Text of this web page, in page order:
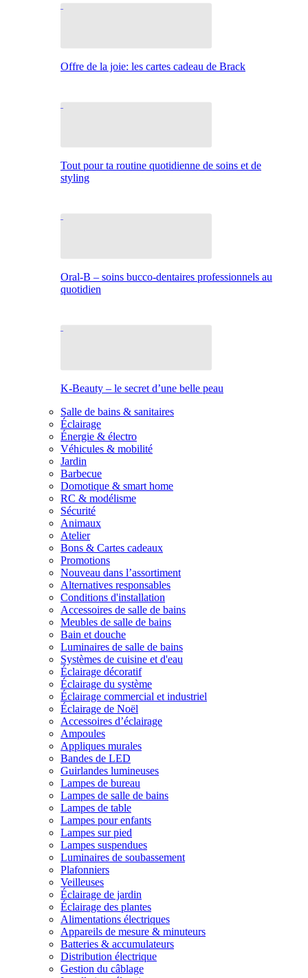
Offre de la joie: les cartes cadeau de Brack
Tout pour ta routine quotidienne de soins et de
styling
Oral-B – soins bucco-dentaires professionnels au
quotidien
K-Beauty – le secret d’une belle peau
Salle de bains & sanitaires
Éclairage
Énergie & électro
Véhicules & mobilité
Jardin
Barbecue
Domotique & smart home
RC & modélisme
Sécurité
Animaux
Atelier
Bons & Cartes cadeaux
Promotions
Nouveau dans l’assortiment
Alternatives responsables
Conditions d'installation
Accessoires de salle de bains
Meubles de salle de bains
Bain et douche
Luminaires de salle de bains
Systèmes de cuisine et d'eau
Éclairage décoratif
Éclairage du système
Éclairage commercial et industriel
Éclairage de Noël
Accessoires d’éclairage
Ampoules
Appliques murales
Bandes de LED
Guirlandes lumineuses
Lampes de bureau
Lampes de salle de bains
Lampes de table
Lampes pour enfants
Lampes sur pied
Lampes suspendues
Luminaires de soubassement
Plafonniers
Veilleuses
Éclairage de jardin
Éclairage des plantes
Alimentations électriques
Appareils de mesure & minuteurs
Batteries & accumulateurs
Distribution électrique
Gestion du câblage